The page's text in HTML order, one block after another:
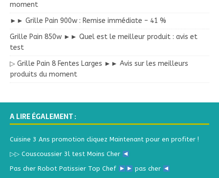
moment
►► Grille Pain 900w : Remise immédiate – 41 %
Grille Pain 850w ►► Quel est le meilleur produit : avis et
test
▷ Grille Pain 8 Fentes Larges ►► Avis sur les meilleurs
produits du moment
A LIRE ÉGALEMENT :
Cuisine 3 Ans promotion cliquez Maintenant pour en profiter !
▷▷ Couscoussier 3l test Moins Cher
Pas cher Robot Patissier Top Chef
pas cher